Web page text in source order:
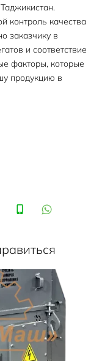
контроль качества
заказчику в
и соответствие
факторы, которые
продукцию в